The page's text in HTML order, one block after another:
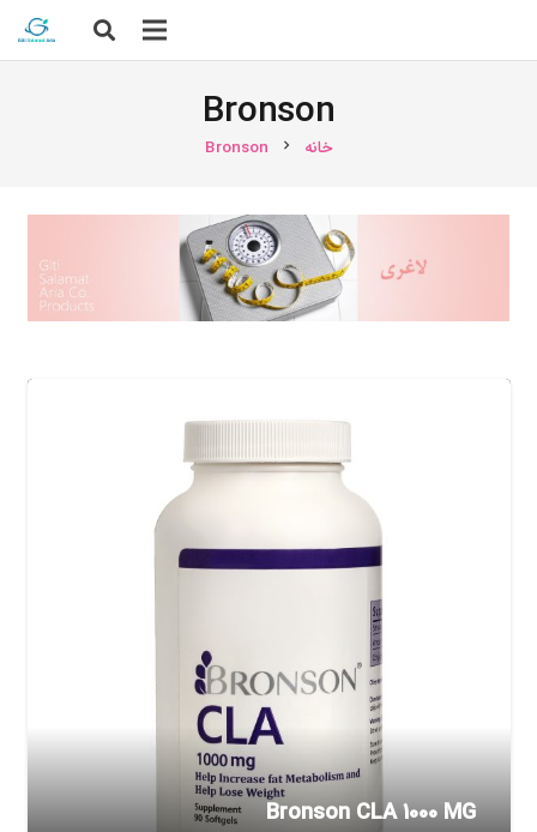
Bronson
خانه chevron_right
Bronson
Bronson CLA 1000 MG